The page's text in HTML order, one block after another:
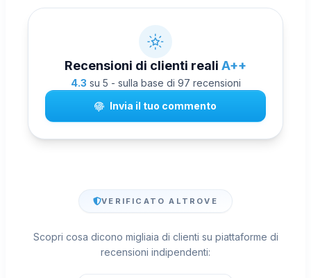
Recensioni di clienti reali A++
4.3 su 5 - sulla base di 97 recensioni
Invia il tuo commento
VERIFICATO ALTROVE
Scopri cosa dicono migliaia di clienti su piattaforme di
recensioni indipendenti: